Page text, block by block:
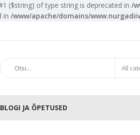
($string) of type string is deprecated in /
in /www/apache/domains/
BLOGI JA ÕPETUSED